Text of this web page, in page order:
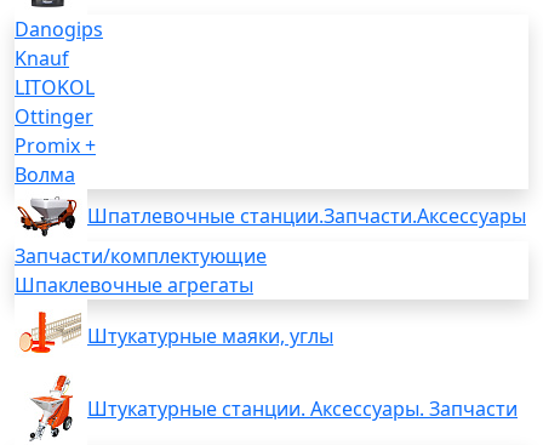
Danogips
Knauf
LITOKOL
Ottinger
Promix +
Волма
Шпатлевочные станции.Запчасти.Аксессуары
Запчасти/комплектующие
Шпаклевочные агрегаты
Штукатурные маяки, углы
Штукатурные станции. Аксессуары. Запчасти